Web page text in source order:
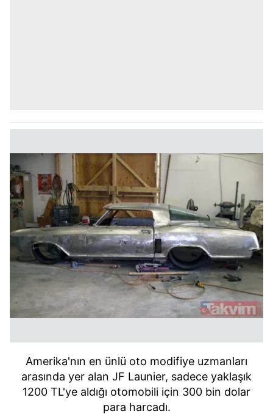
Amerika'nın en ünlü oto modifiye uzmanları
arasında yer alan JF Launier, sadece yaklaşık
1200 TL'ye aldığı otomobili için 300 bin dolar
para harcadı.